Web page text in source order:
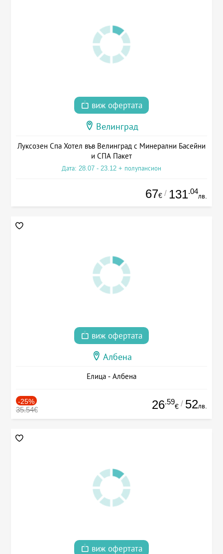
виж офертата
Велинград
Луксозен Спа Хотел във Велинград с Минерални Басейни
и СПА Пакет
Дата: 28.07 - 23.12 + полупансион
67€ / 131.04
лв.
виж офертата
Албена
Елица - Албена
-25%
35.54€ 26.59
€ / 52лв.
виж офертата